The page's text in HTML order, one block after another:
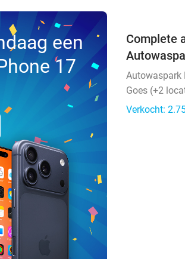
een
17
Complete
Autowaspark
Goes (+2
Verkocht: